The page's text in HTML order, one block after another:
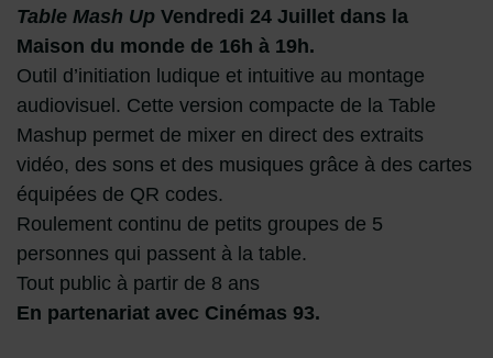
Table Mash Up Vendredi 24 Juillet dans la
Maison du monde de 16h à 19h.
Outil d’initiation ludique et intuitive au montage
audiovisuel. Cette version compacte de la Table
Mashup permet de mixer en direct des extraits
vidéo, des sons et des musiques grâce à des cartes
équipées de QR codes.
Roulement continu de petits groupes de 5
personnes qui passent à la table.
Tout public à partir de 8 ans
En partenariat avec Cinémas 93.